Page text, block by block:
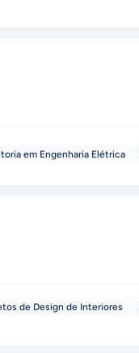
em Engenharia Elétrica
de Design de Interiores